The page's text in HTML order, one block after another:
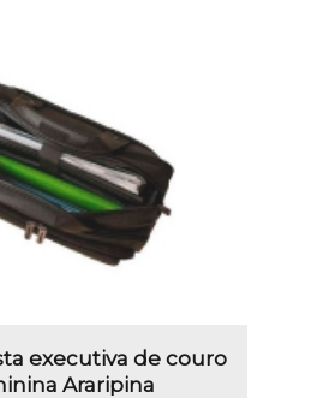
executiva de couro
Araripina